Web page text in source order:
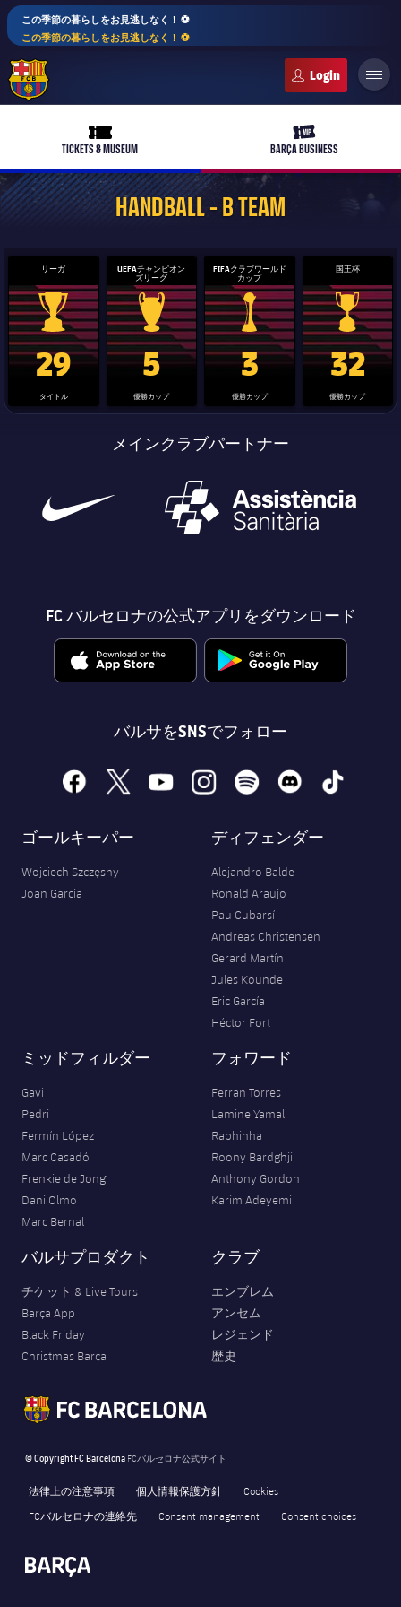
この季節の暮らしをお見逃しなく！ ⚽️
この季節の暮らしをお見逃しなく！ ⚽️
ticket-full
TICKETS & MUSEUM
ticket-vip
BARÇA BUSINESS
plusicon
label.aria.plus
バルサアカデミー
plusicon
label.aria.plus
10年毎
レジェンド
label.aria.plus
プレスパス
HANDBALL - B TEAM
リーガ
La Liga trophy
29
タイトル
UEFAチャンピオン
ズリーグ
Champions League trophy
5
優勝カップ
FIFAクラブワールド
カップ
label.aria.clubworldcup
3
優勝カップ
国王杯
国王杯
32
優勝カップ
メインクラブパートナー
FC バルセロナの公式アプリをダウンロード
バルサをSNSでフォロー
facebook
x youtubeinstagramspotify discord tiktok
ゴールキーパー
Wojciech Szczęsny
Joan Garcia
ディフェンダー
Alejandro Balde
Ronald Araujo
Pau Cubarsí
Andreas Christensen
Gerard Martín
Jules Kounde
Eric García
Héctor Fort
ミッドフィルダー
Gavi
Pedri
Fermín López
Marc Casadó
Frenkie de Jong
Dani Olmo
Marc Bernal
フォワード
Ferran Torres
Lamine Yamal
Raphinha
Roony Bardghji
Anthony Gordon
Karim Adeyemi
バルサプロダクト
チケット & Live Tours
Barça App
Black Friday
Christmas Barça
クラブ
エンブレム
アンセム
レジェンド
歴史
© Copyright FC Barcelona FCバルセロナ公式サイト
法律上の注意事項 個人情報保護方針
Cookies
FCバルセロナの連絡先
Consent management Consent choices